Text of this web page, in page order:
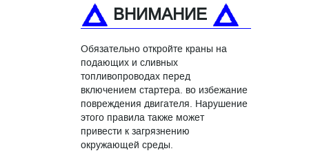
ВНИМАНИЕ
Обязательно откройте краны на
подающих и сливных
топливопроводах перед
включением стартера. во избежание
повреждения двигателя. Нарушение
этого правила также может
привести к загрязнению
окружающей среды.